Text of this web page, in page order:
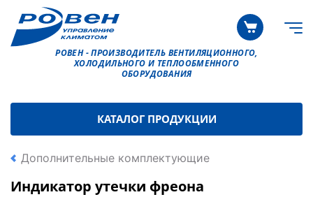
РОВЕН - ПРОИЗВОДИТЕЛЬ ВЕНТИЛЯЦИОННОГО,
ХОЛОДИЛЬНОГО И ТЕПЛООБМЕННОГО
ОБОРУДОВАНИЯ
КАТАЛОГ ПРОДУКЦИИ
Дополнительные комплектующие
Индикатор утечки фреона